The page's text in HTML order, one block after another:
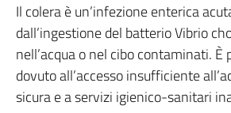
Il colera è un’infezione enterica
dall’ingestione del batterio Vibrio
nell’acqua o nel cibo contaminati.
dovuto all’accesso insufficiente
sicura e a servizi igienico-sanitari